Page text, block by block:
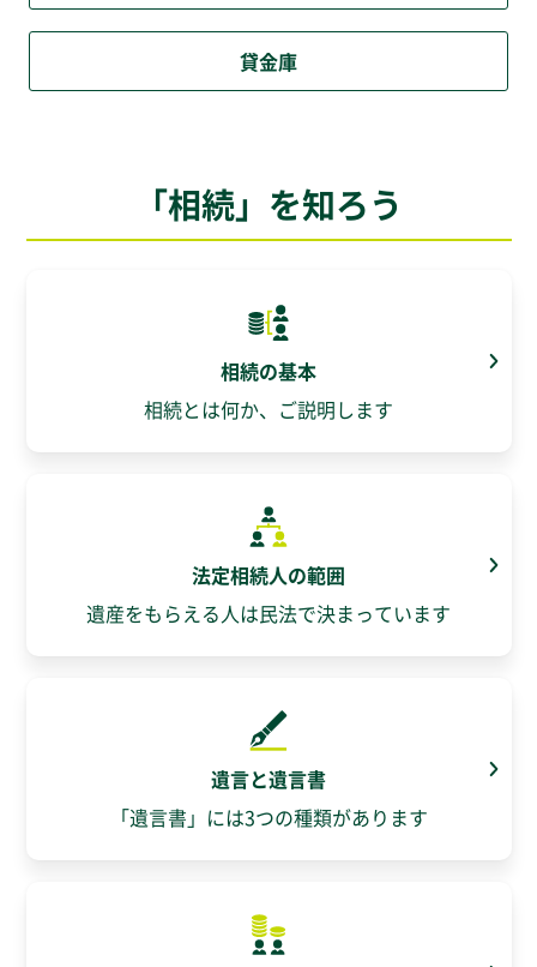
貸金庫
「相続」を知ろう
相続の基本
相続とは何か、ご説明します
法定相続人の範囲
遺産をもらえる人は民法で決まっています
遺言と遺言書
「遺言書」には3つの種類があります